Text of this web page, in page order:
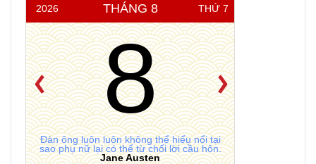
2026 THÁNG 8 THỨ 7
8
Đàn ông luôn luôn không thể hiểu nổi tại
sao phụ nữ lại có thể từ chối lời cầu hôn.
Jane Austen